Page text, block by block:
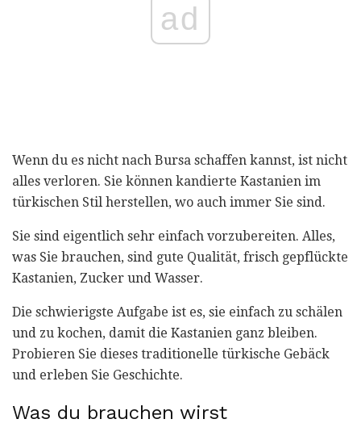
ad
Wenn du es nicht nach Bursa schaffen kannst, ist nicht
alles verloren. Sie können kandierte Kastanien im
türkischen Stil herstellen, wo auch immer Sie sind.
Sie sind eigentlich sehr einfach vorzubereiten. Alles,
was Sie brauchen, sind gute Qualität, frisch gepflückte
Kastanien, Zucker und Wasser.
Die schwierigste Aufgabe ist es, sie einfach zu schälen
und zu kochen, damit die Kastanien ganz bleiben.
Probieren Sie dieses traditionelle türkische Gebäck
und erleben Sie Geschichte.
Was du brauchen wirst